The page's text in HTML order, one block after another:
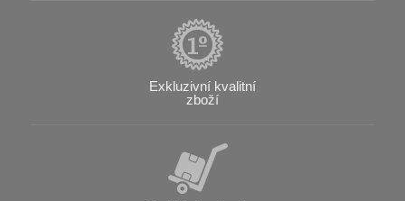
Exkluzivní kvalitní
zboží